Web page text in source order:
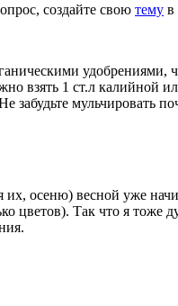
создайте свою тему в
удобрениями,
взять 1 ст.л калийной
забудьте мульчировать
осеню) весной уже
цветов). Так что я тоже